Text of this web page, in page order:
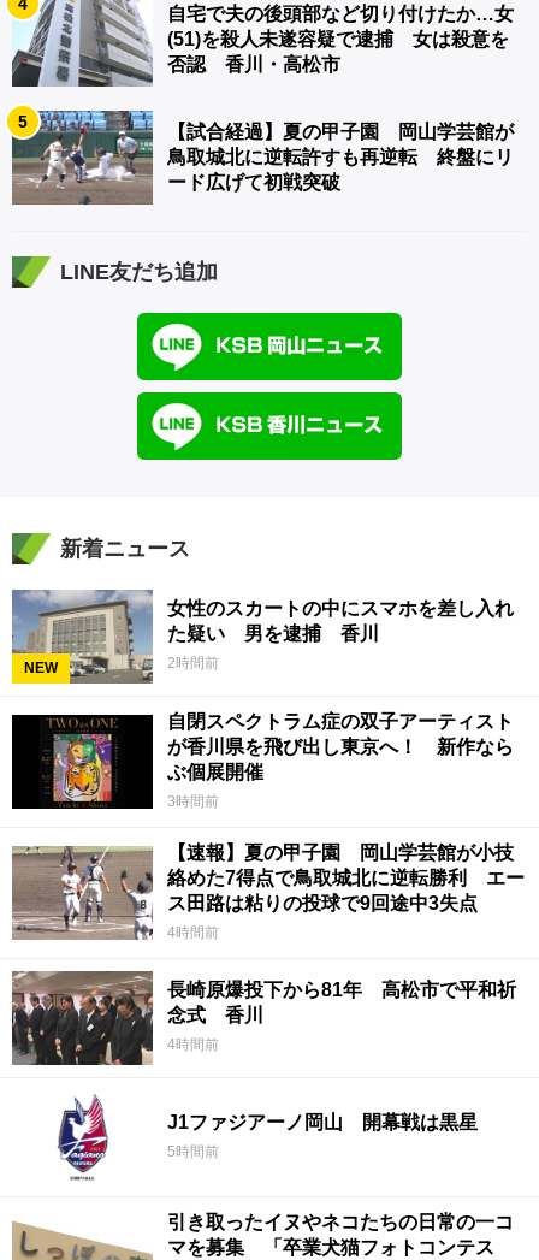
自宅で夫の後頭部など切り付けたか…女
(51)を殺人未遂容疑で逮捕 女は殺意を
否認 香川・高松市
5
【試合経過】夏の甲子園 岡山学芸館が
鳥取城北に逆転許すも再逆転 終盤にリ
ード広げて初戦突破
LINE友だち追加
新着ニュース
NEW
女性のスカートの中にスマホを差し入れ
た疑い 男を逮捕 香川
2時間前
自閉スペクトラム症の双子アーティスト
が香川県を飛び出し東京へ！ 新作なら
ぶ個展開催
3時間前
【速報】夏の甲子園 岡山学芸館が小技
絡めた7得点で鳥取城北に逆転勝利 エー
ス田路は粘りの投球で9回途中3失点
4時間前
長崎原爆投下から81年 高松市で平和祈
念式 香川
4時間前
J1ファジアーノ岡山 開幕戦は黒星
5時間前
引き取ったイヌやネコたちの日常の一コ
マを募集 「卒業犬猫フォトコンテス